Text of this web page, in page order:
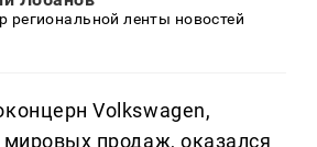
региональной ленты новостей
Volkswagen,
мировых продаж, оказался